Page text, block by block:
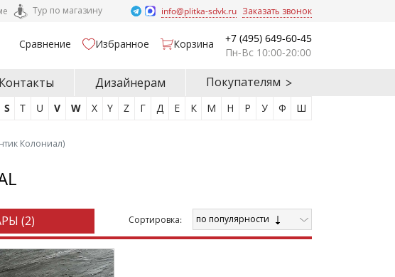
Тур по магазину info@plitka-sdvk.ru Заказать звонок
Сравнение Избранное Корзина
+7 (495) 649-60-45
Пн-Вс 10:00-20:00
Контакты Дизайнерам Покупателям
S T U V W X Y Z Г Д Е К М Н Р У Ф Ш
Колониал)
(2) Cортировка: по популярности